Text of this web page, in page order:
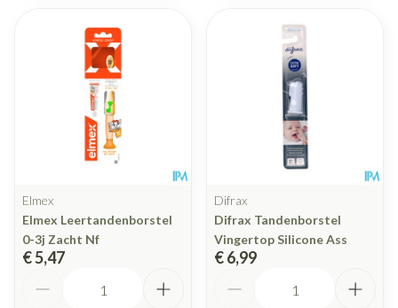
Elmex
Elmex Leertandenborstel
0-3j Zacht Nf
€ 5,47
Difrax
Difrax Tandenborstel
Vingertop Silicone Ass
€ 6,99